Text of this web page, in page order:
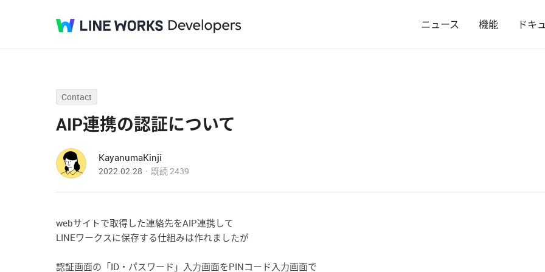
ニュース 機能 ドキ
Contact
AIP連携の認証について
KayanumaKinji
2022.02.28 既読2439
webサイトで取得した連絡先をAIP連携して
LINEワークスに保存する仕組みは作れましたが
認証画面の「ID・パスワード」入力画面をPINコード入力画面で